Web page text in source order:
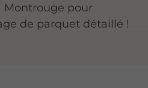
Montrouge pour
de parquet détaillé !